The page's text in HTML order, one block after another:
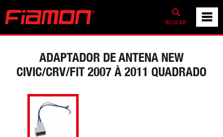
BUSCAR
ADAPTADOR DE ANTENA NEW
CIVIC/CRV/FIT 2007 À 2011 QUADRADO